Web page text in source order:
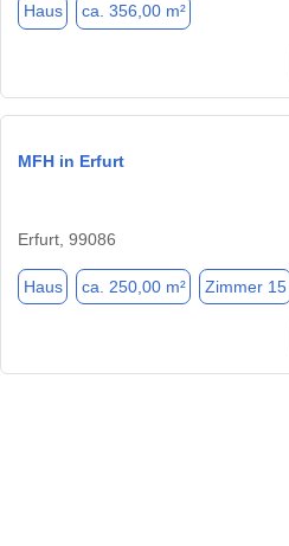
Haus ca. 356,00 m²
MFH in Erfurt
Erfurt, 99086
Haus ca. 250,00 m² Zimmer 15